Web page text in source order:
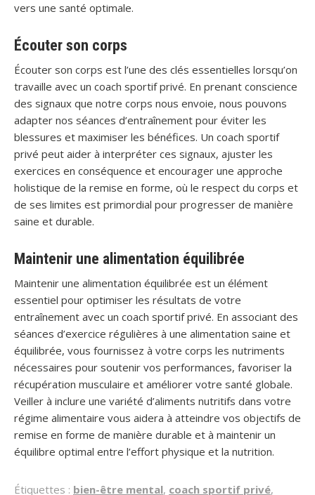
vers une santé optimale.
Écouter son corps
Écouter son corps est l’une des clés essentielles lorsqu’on
travaille avec un coach sportif privé. En prenant conscience
des signaux que notre corps nous envoie, nous pouvons
adapter nos séances d’entraînement pour éviter les
blessures et maximiser les bénéfices. Un coach sportif
privé peut aider à interpréter ces signaux, ajuster les
exercices en conséquence et encourager une approche
holistique de la remise en forme, où le respect du corps et
de ses limites est primordial pour progresser de manière
saine et durable.
Maintenir une alimentation équilibrée
Maintenir une alimentation équilibrée est un élément
essentiel pour optimiser les résultats de votre
entraînement avec un coach sportif privé. En associant des
séances d’exercice régulières à une alimentation saine et
équilibrée, vous fournissez à votre corps les nutriments
nécessaires pour soutenir vos performances, favoriser la
récupération musculaire et améliorer votre santé globale.
Veiller à inclure une variété d’aliments nutritifs dans votre
régime alimentaire vous aidera à atteindre vos objectifs de
remise en forme de manière durable et à maintenir un
équilibre optimal entre l’effort physique et la nutrition.
Étiquettes : bien-être mental, coach sportif privé,